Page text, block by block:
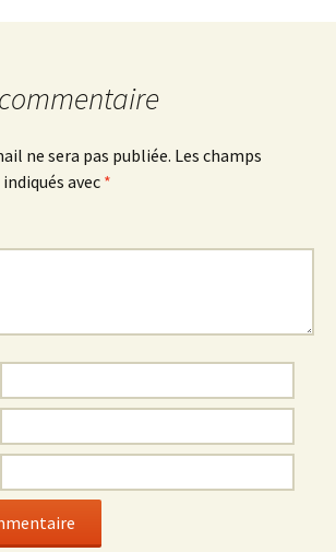
ne sera pas publiée. Les champs
avec *